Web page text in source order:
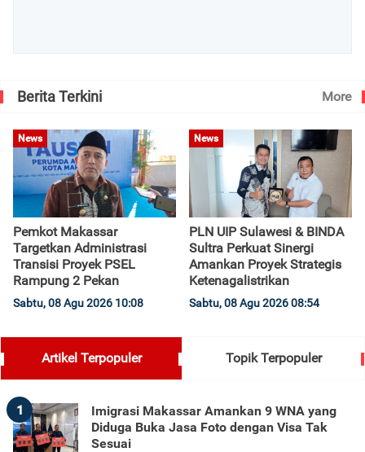
Berita Terkini More
News
Pemkot Makassar
Targetkan Administrasi
Transisi Proyek PSEL
Rampung 2 Pekan
Sabtu, 08 Agu 2026 10:08
News
PLN UIP Sulawesi & BINDA
Sultra Perkuat Sinergi
Amankan Proyek Strategis
Ketenagalistrikan
Sabtu, 08 Agu 2026 08:54
Artikel Terpopuler Topik Terpopuler
1
Imigrasi Makassar Amankan 9 WNA yang
Diduga Buka Jasa Foto dengan Visa Tak
Sesuai